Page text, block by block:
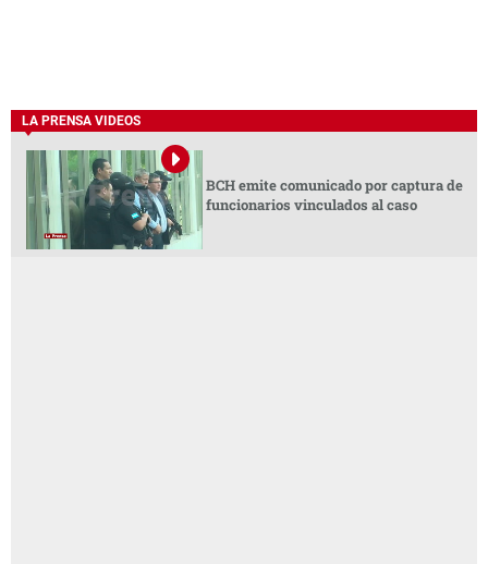
LA PRENSA VIDEOS
BCH emite comunicado por captura de
funcionarios vinculados al caso